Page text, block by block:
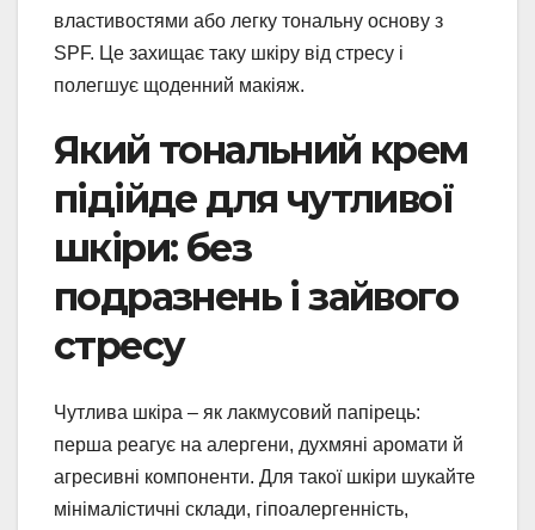
властивостями або легку тональну основу з
SPF. Це захищає таку шкіру від стресу і
полегшує щоденний макіяж.
Який тональний крем
підійде для чутливої
шкіри: без
подразнень і зайвого
стресу
Чутлива шкіра – як лакмусовий папірець:
перша реагує на алергени, духмяні аромати й
агресивні компоненти. Для такої шкіри шукайте
мінімалістичні склади, гіпоалергенність,